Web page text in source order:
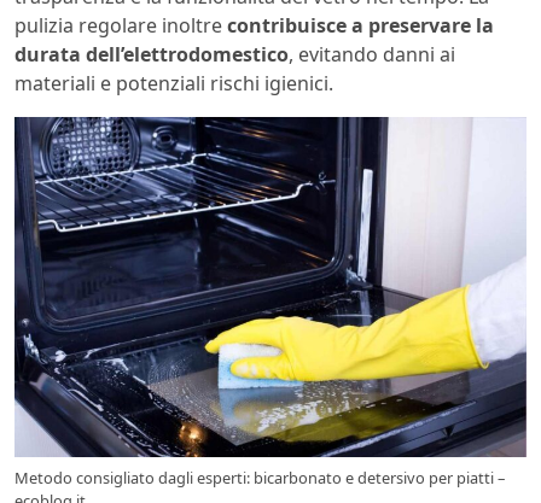
pulizia regolare inoltrecontribuisce a preservare la
durata dell’elettrodomestico, evitando danni ai
materiali e potenziali rischi igienici.
Metodo consigliato dagli esperti: bicarbonato e detersivo per piatti –